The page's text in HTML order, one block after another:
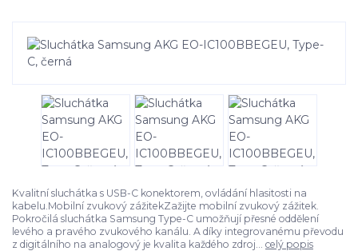
Kvalitní sluchátka s USB-C konektorem, ovládání hlasitosti na
kabelu.Mobilní zvukový zážitekZažijte mobilní zvukový zážitek.
Pokročilá sluchátka Samsung Type-C umožňují přesné oddělení
levého a pravého zvukového kanálu. A díky integrovanému převodu
z digitálního na analogový je kvalita každého zdroj... celý popis